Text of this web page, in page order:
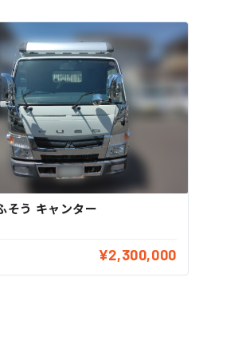
そう キャンター
¥2,300,000